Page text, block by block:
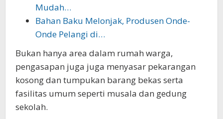
Mudah…
Bahan Baku Melonjak, Produsen Onde-
Onde Pelangi di…
Bukan hanya area dalam rumah warga,
pengasapan juga juga menyasar pekarangan
kosong dan tumpukan barang bekas serta
fasilitas umum seperti musala dan gedung
sekolah.